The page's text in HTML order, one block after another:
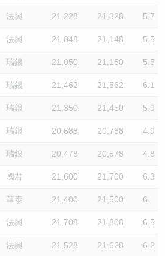
法興 21,228 21,328 5.7
法興 21,048 21,148 5.5
瑞銀 21,050 21,150 5.5
瑞銀 21,462 21,562 6.1
瑞銀 21,350 21,450 5.9
瑞銀 20,688 20,788 4.9
瑞銀 20,478 20,578 4.8
國君 21,600 21,700 6.3
華泰 21,400 21,500 6
法興 21,708 21,808 6.5
法興 21,528 21,628 6.2